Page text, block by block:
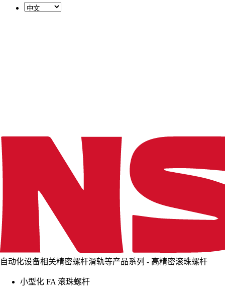
自动化设备相关精密螺杆滑轨等产品系列 - 高精密滚珠螺杆
小型化 FA 滚珠螺杆